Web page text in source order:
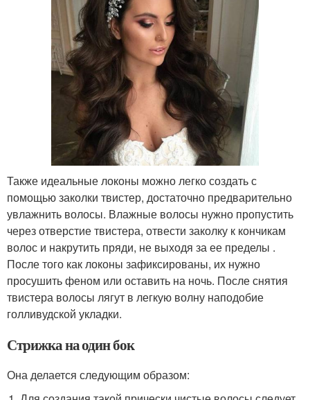
Также идеальные локоны можно легко создать с
помощью заколки твистер, достаточно предварительно
увлажнить волосы. Влажные волосы нужно пропустить
через отверстие твистера, отвести заколку к кончикам
волос и накрутить пряди, не выходя за ее пределы .
После того как локоны зафиксированы, их нужно
просушить феном или оставить на ночь. После снятия
твистера волосы лягут в легкую волну наподобие
голливудской укладки.
Стрижка на один бок
Она делается следующим образом: